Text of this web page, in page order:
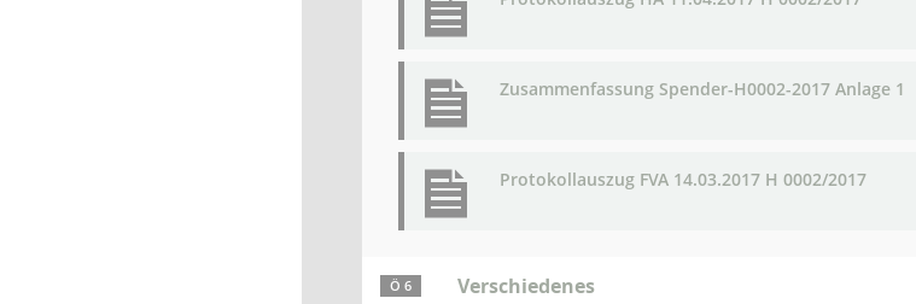
Zusammenfassung Spender-H0002-2017 Anlage 1
Protokollauszug FVA 14.03.2017 H 0002/2017
Ö 6 Verschiedenes